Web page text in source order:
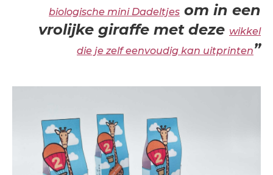
biologische mini Dadeltjes om in een
vrolijke giraffe met deze wikkel
die je zelf eenvoudig kan uitprinten”